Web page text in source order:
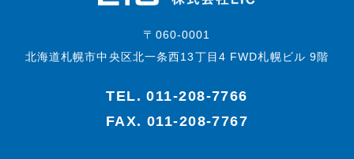
〒060-0001
北海道札幌市中央区北一条西13丁目4 FWD札幌ビル 9階
TEL.011-208-7766
FAX. 011-208-7767